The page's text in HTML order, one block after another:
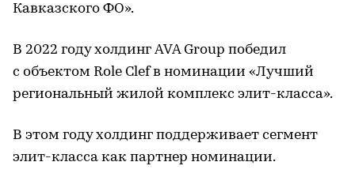
Кавказского ФО».
В 2022 году холдинг AVA Group победил
с объектом Role Clef в номинации «Лучший
региональный жилой комплекс элит-класса».
В этом году холдинг поддерживает сегмент
элит-класса как партнер номинации.